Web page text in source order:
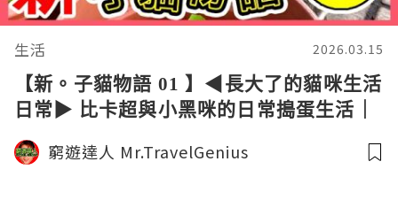
生活 2026.03.15
【新。子貓物語 01 】◀︎長大了的貓咪生活
日常▶︎ 比卡超與小黑咪的日常搗蛋生活｜
窮遊達人4K中字
窮遊達人 Mr.TravelGenius